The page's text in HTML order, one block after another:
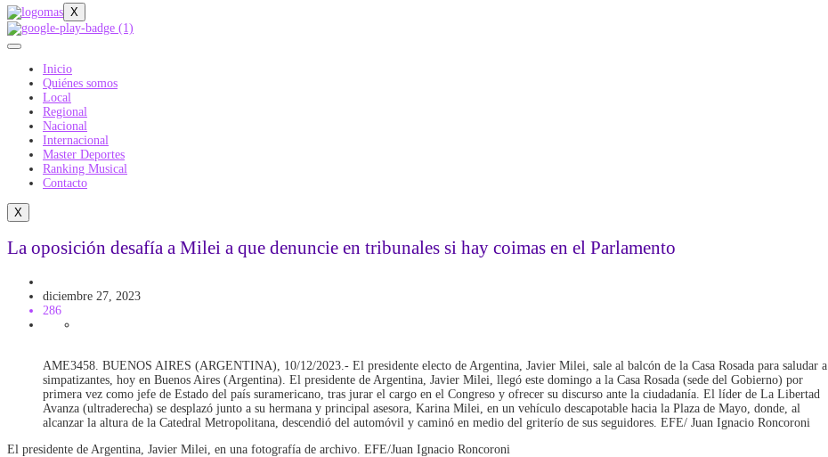
X
Inicio
Quiénes somos
Local
Regional
Nacional
Internacional
Master Deportes
Ranking Musical
Contacto
X
La oposición desafía a Milei a que denuncie en tribunales si hay coimas en el Parlamento
diciembre 27, 2023
286
AME3458. BUENOS AIRES (ARGENTINA), 10/12/2023.- El presidente electo de Argentina, Javier Milei, sale al balcón de la Casa Rosada para saludar a
simpatizantes, hoy en Buenos Aires (Argentina). El presidente de Argentina, Javier Milei, llegó este domingo a la Casa Rosada (sede del Gobierno) por
primera vez como jefe de Estado del país suramericano, tras jurar el cargo en el Congreso y ofrecer su discurso ante la ciudadanía. El líder de La Libertad
Avanza (ultraderecha) se desplazó junto a su hermana y principal asesora, Karina Milei, en un vehículo descapotable hacia la Plaza de Mayo, donde, al
alcanzar la altura de la Catedral Metropolitana, descendió del automóvil y caminó en medio del griterío de sus seguidores. EFE/ Juan Ignacio Roncoroni
El presidente de Argentina, Javier Milei, en una fotografía de archivo. EFE/Juan Ignacio Roncoroni